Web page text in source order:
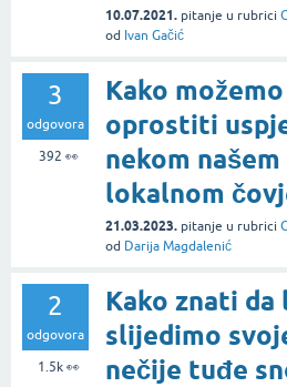
10.07.2021. pitanje u rubrici
od Ivan Gačić
3
odgovora
392 👀
Kako možemo
oprostiti
nekom našem
lokalnom
21.03.2023. pitanje u rubrici
od Darija Magdalenić
2
odgovora
1.5k👀
Kako znati da
slijedimo
nečije tuđe